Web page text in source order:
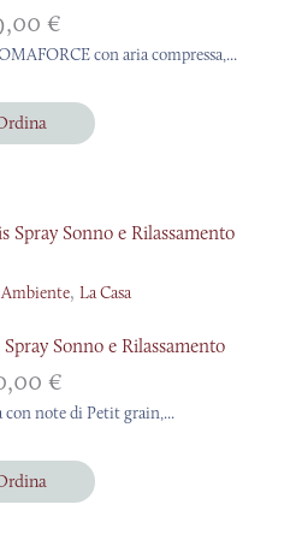
€
con aria compressa,...
, La Casa
Sonno e Rilassamento
€
note di Petit grain,...